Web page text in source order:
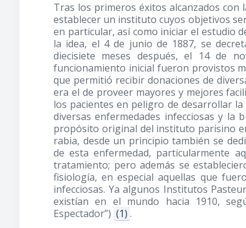
Tras los primeros éxitos alcanzados con
establecer un instituto cuyos objetivos
en particular, así como iniciar el estudio
la idea, el 4 de junio de 1887, se
diecisiete meses después, el 14 de
funcionamiento inicial fueron provistos
que permitió recibir donaciones de
era el de proveer mayores y mejores
los pacientes en peligro de desarrollar
diversas enfermedades infecciosas y la
propósito original del instituto parisino
rabia, desde un principio también se
de esta enfermedad, particularmente
tratamiento; pero además se
fisiología, en especial aquellas que
infecciosas. Ya algunos Institutos
existían en el mundo hacia 1910,
Espectador”) (1) .